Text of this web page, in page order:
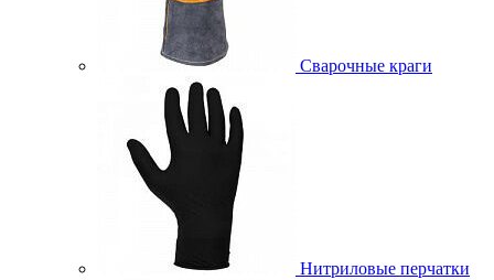
Сварочные краги
Нитриловые перчатки